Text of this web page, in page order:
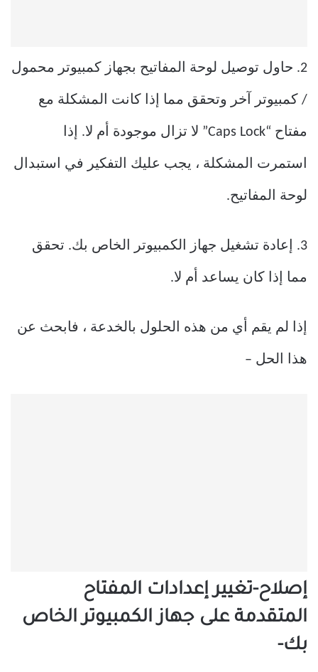
2. حاول توصيل لوحة المفاتيح بجهاز كمبيوتر محمول
/ كمبيوتر آخر وتحقق مما إذا كانت المشكلة مع
مفتاح “Caps Lock” لا تزال موجودة أم لا. إذا
استمرت المشكلة ، يجب عليك التفكير في استبدال
لوحة المفاتيح.
3. إعادة تشغيل جهاز الكمبيوتر الخاص بك. تحقق
مما إذا كان يساعد أم لا.
إذا لم يقم أي من هذه الحلول بالخدعة ، فابحث عن
هذا الحل –
إصلاح-تغيير إعدادات المفتاح
المتقدمة على جهاز الكمبيوتر الخاص
بك-